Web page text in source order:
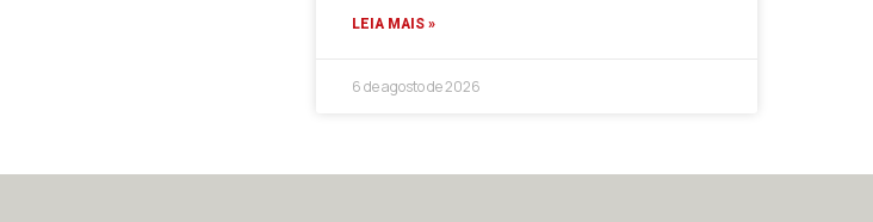
LEIA MAIS »
6 de agosto de 2026